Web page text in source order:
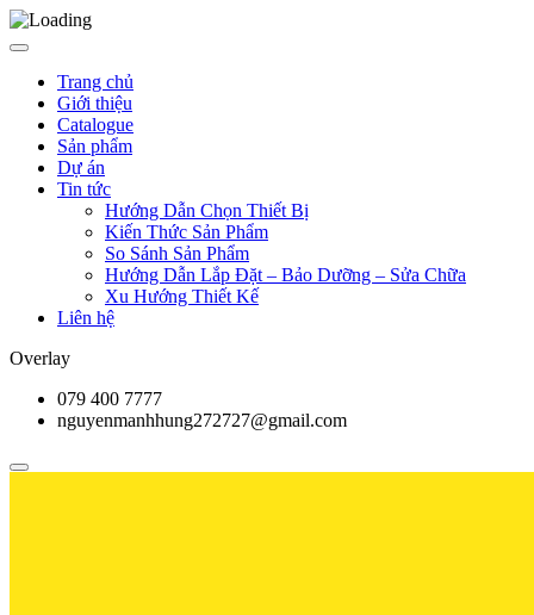
Trang chủ
Giới thiệu
Catalogue
Sản phẩm
Dự án
Tin tức
Hướng Dẫn Chọn Thiết Bị
Kiến Thức Sản Phẩm
So Sánh Sản Phẩm
Hướng Dẫn Lắp Đặt – Bảo Dưỡng – Sửa Chữa
Xu Hướng Thiết Kế
Liên hệ
Overlay
079 400 7777
nguyenmanhhung272727@gmail.com